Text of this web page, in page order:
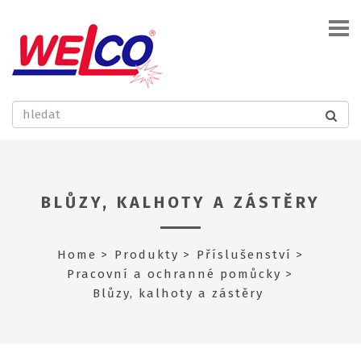
BLŮZY, KALHOTY A ZÁSTĚRY
Home Produkty
Příslušenství
Pracovní a ochranné pomůcky
Blůzy, kalhoty a zástěry